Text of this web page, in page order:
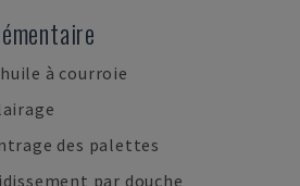
à courroie
des palettes
par douche